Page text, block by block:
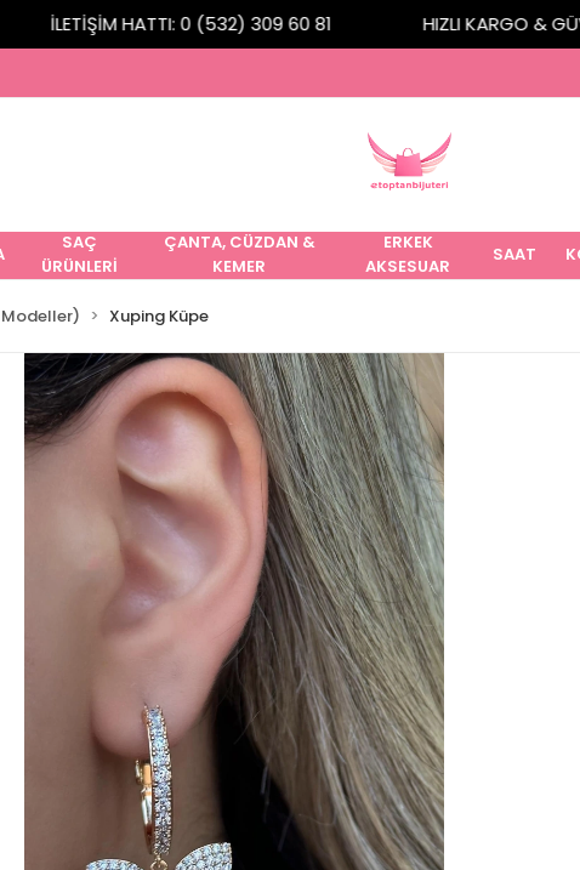
İLETİŞİM HATTI: 0 (532) 309 60 81 HIZLI KARGO &
SAÇ
ÜRÜNLERİ
ÇANTA, CÜZDAN &
KEMER
ERKEK
AKSESUAR
SAAT
Modeller) Xuping Küpe